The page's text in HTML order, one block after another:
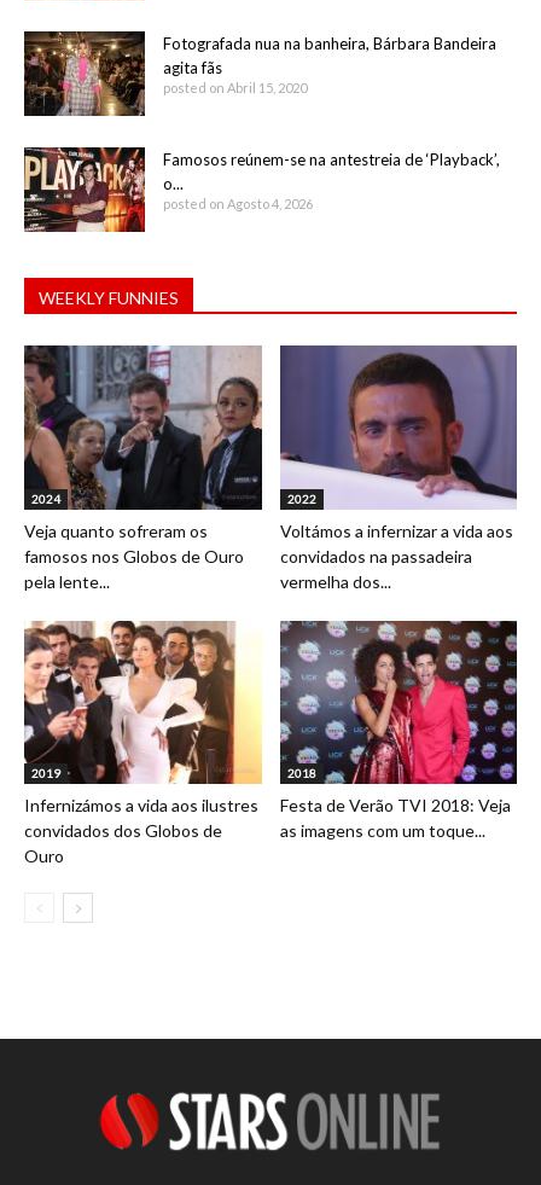
Fotografada nua na banheira, Bárbara Bandeira
agita fãs
posted on Abril 15, 2020
Famosos reúnem-se na antestreia de ‘Playback’,
o...
posted on Agosto 4, 2026
WEEKLY FUNNIES
2024
Veja quanto sofreram os
famosos nos Globos de Ouro
pela lente...
2022
Voltámos a infernizar a vida aos
convidados na passadeira
vermelha dos...
2019
Infernizámos a vida aos ilustres
convidados dos Globos de
Ouro
2018
Festa de Verão TVI 2018: Veja
as imagens com um toque...